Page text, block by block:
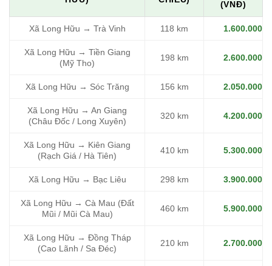
(VNĐ)
Xã Long Hữu → Trà Vinh 118 km 1.600.000
Xã Long Hữu → Tiền Giang
(Mỹ Tho)
198 km 2.600.000
Xã Long Hữu → Sóc Trăng 156 km 2.050.000
Xã Long Hữu → An Giang
(Châu Đốc / Long Xuyên)
320 km 4.200.000
Xã Long Hữu → Kiên Giang
(Rạch Giá / Hà Tiên)
410 km 5.300.000
Xã Long Hữu → Bạc Liêu 298 km 3.900.000
Xã Long Hữu → Cà Mau (Đất
Mũi / Mũi Cà Mau)
460 km 5.900.000
Xã Long Hữu → Đồng Tháp
(Cao Lãnh / Sa Đéc)
210 km 2.700.000